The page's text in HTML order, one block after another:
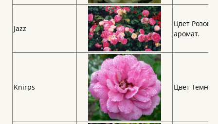
Jazz
Цвет
аромат.
Knirps Цвет Темно-